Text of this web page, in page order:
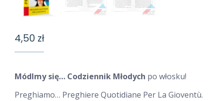
4,50 zł
Módlmy się… Codziennik Młodych po włosku!
Preghiamo… Preghiere Quotidiane Per La Gioventù.